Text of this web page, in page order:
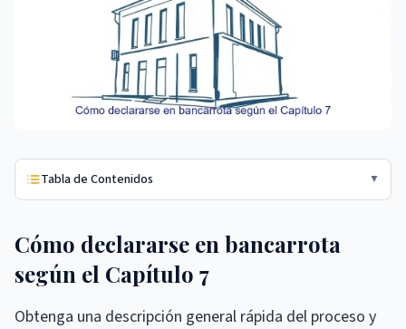
Tabla de Contenidos ▼
Cómo declararse en bancarrota
según el Capítulo 7
Obtenga una descripción general rápida del proceso y